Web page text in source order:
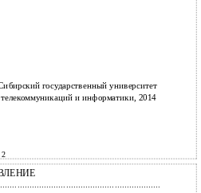
государственный университет
телекоммуникаций и информатики, 2014
2